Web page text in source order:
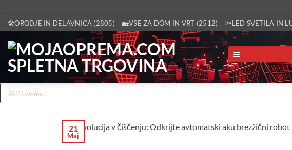
Skoči
na
vsebino
🛠️ORODJE IN DELAVNICA (2805) 🏡VSE ZA DOM IN VRT (2512) 🔦LED SVETILA IN
Products
search
21
Maj